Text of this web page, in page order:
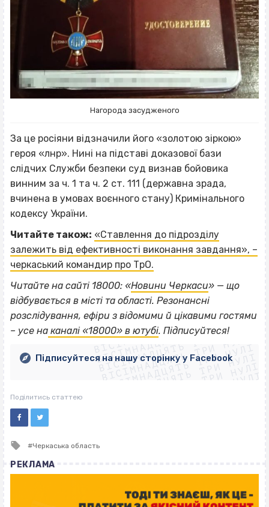
Нагорода засудженого
За це росіяни відзначили його «золотою зіркою»
героя «лнр». Нині на підставі доказової бази
слідчих Служби безпеки суд визнав бойовика
винним за ч. 1 та ч. 2 ст. 111 (державна зрада,
вчинена в умовах воєнного стану) Кримінального
кодексу України.
Читайте також: «Ставлення до підрозділу
залежить від ефективності виконання завдання», –
черкаський командир про ТрО.
Читайте на сайті 18000: «Новини Черкаси» — що
відбувається в місті та області. Резонансні
розслідування, ефіри з відомими й цікавими гостями
– усе на каналі «18000» в ютубі. Підписуйтеся!
ВІСІМНАДЦЯТЬ ТРИ НУЛІ
ВІСІМНАДЦЯТЬ ТРИ НУЛІ
ВІСІМНАДЦЯТЬ ТРИ НУЛІ
ВІСІМНАДЦЯТЬ ТРИ НУЛІ
ВІСІМНАДЦЯТЬ ТРИ НУЛІ
ВІСІМНАДЦЯТЬ ТРИ НУЛІ
ВІСІМНАДЦЯТЬ ТРИ НУЛІ
ВІСІМНАДЦЯТЬ ТРИ НУЛІ
Підписуйтеся на нашу сторінку у Facebook
Поділитись статтею
Tagged
Черкаська область
РЕКЛАМА